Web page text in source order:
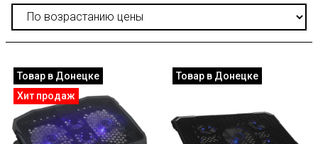
Товар в Донецке
Хит продаж
Товар в Донецке